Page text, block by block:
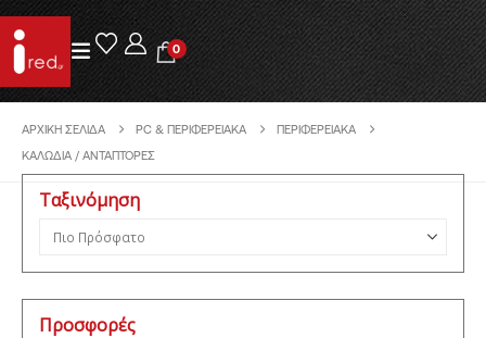
0
ΑΡΧΙΚΉ ΣΕΛΊΔΑ PC & ΠΕΡΙΦΕΡΕΙΑΚΆ
ΠΕΡΙΦΕΡΕΙΑΚΆ
ΚΑΛΏΔΙΑ / ΑΝΤΆΠΤΟΡΕΣ
Ταξινόμηση
Ταξινόμηση προϊόντων
Προσφορές